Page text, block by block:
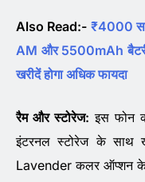
Also Read:- ₹4000
AM और 5500mAh
खरीदें होगा अधिक फायदा
रैम और स्टोरेज: इस फोन
इंटरनल स्टोरेज के साथ
Lavender कलर ऑप्शन के